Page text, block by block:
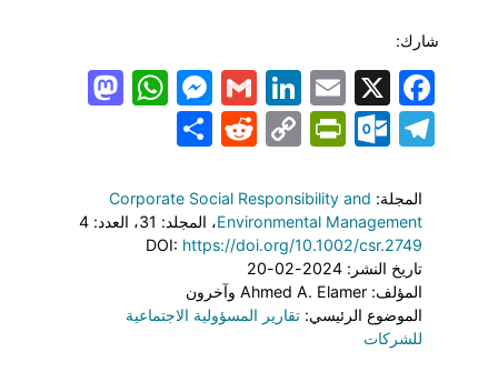
شارك:
Facebook
X
Email
LinkedIn
Gmail
Telegram
Outlook.com
PrintFriendly
Copy
Reddit
Share
المجلة: Corporate Social Responsibility and
Environmental Management، المجلد: 31
، العدد: 4
DOI: https://doi.org/10.1002/csr.2749
تاريخ النشر: 2024-02-20
المؤلف: Ahmed A. Elamer وآخرون
الموضوع الرئيسي: تقارير المسؤولية الاجتماعية
للشركات